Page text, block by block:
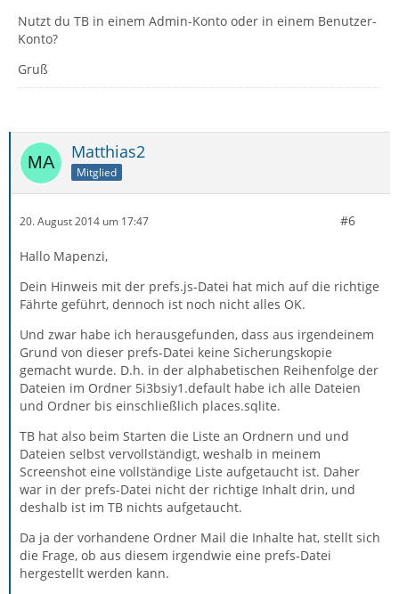
Nutzt du TB in einem Admin-Konto oder in einem Benutzer-
Konto?
Gruß
Matthias2
Mitglied
20. August 2014 um 17:47 #6
Hallo Mapenzi,
Dein Hinweis mit der prefs.js-Datei hat mich auf die richtige
Fährte geführt, dennoch ist noch nicht alles OK.
Und zwar habe ich herausgefunden, dass aus irgendeinem
Grund von dieser prefs-Datei keine Sicherungskopie
gemacht wurde. D.h. in der alphabetischen Reihenfolge der
Dateien im Ordner 5i3bsiy1.default habe ich alle Dateien
und Ordner bis einschließlich places.sqlite.
TB hat also beim Starten die Liste an Ordnern und und
Dateien selbst vervollständigt, weshalb in meinem
Screenshot eine vollständige Liste aufgetaucht ist. Daher
war in der prefs-Datei nicht der richtige Inhalt drin, und
deshalb ist im TB nichts aufgetaucht.
Da ja der vorhandene Ordner Mail die Inhalte hat, stellt sich
die Frage, ob aus diesem irgendwie eine prefs-Datei
hergestellt werden kann.